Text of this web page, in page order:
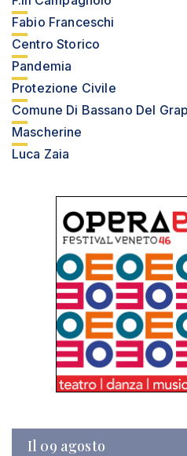
Fabio Franceschi
Centro Storico
Pandemia
Protezione Civile
Comune Di Bassano Del
Mascherine
Luca Zaia
Il 09 agosto